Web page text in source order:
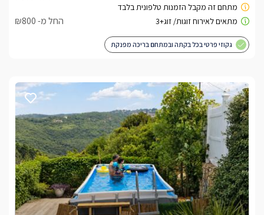
החל מ- ₪800
גקוזי פרטי בכל בקתה ובמתחם בריכה מפנקת